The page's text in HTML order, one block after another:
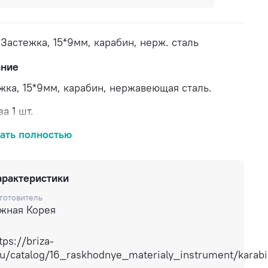
15*9мм, карабин, нерж. сталь
15*9мм, карабин, нержавеющая сталь.
1 шт.
по России.
полностью
Корея
briza-
catalog/16_raskhodnye_materialy_instrument/